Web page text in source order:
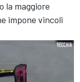
la maggiore
impone vincoli